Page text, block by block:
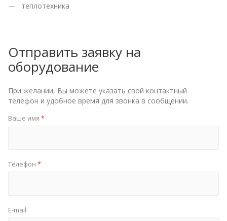
теплотехника
Отправить заявку на
оборудование
При желании, Вы можете указать свой контактный
телефон и удобное время для звонка в сообщении.
Ваше имя *
Телефон *
E-mail